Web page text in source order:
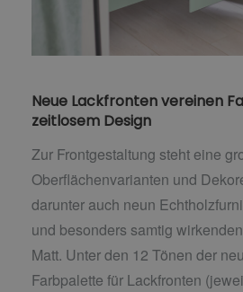
Neue Lackfronten vereinen
zeitlosem Design
Zur Frontgestaltung steht eine
Oberflächenvarianten und
darunter auch neun
und besonders samtig
Matt. Unter den 12 Tönen der
Farbpalette für Lackfronten